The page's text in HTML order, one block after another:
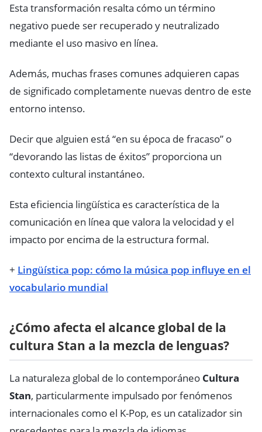
Esta transformación resalta cómo un término
negativo puede ser recuperado y neutralizado
mediante el uso masivo en línea.
Además, muchas frases comunes adquieren capas
de significado completamente nuevas dentro de este
entorno intenso.
Decir que alguien está “en su época de fracaso” o
“devorando las listas de éxitos” proporciona un
contexto cultural instantáneo.
Esta eficiencia lingüística es característica de la
comunicación en línea que valora la velocidad y el
impacto por encima de la estructura formal.
+ Lingüística pop: cómo la música pop influye en el
vocabulario mundial
¿Cómo afecta el alcance global de la
cultura Stan a la mezcla de lenguas?
La naturaleza global de lo contemporáneo Cultura
Stan, particularmente impulsado por fenómenos
internacionales como el K-Pop, es un catalizador sin